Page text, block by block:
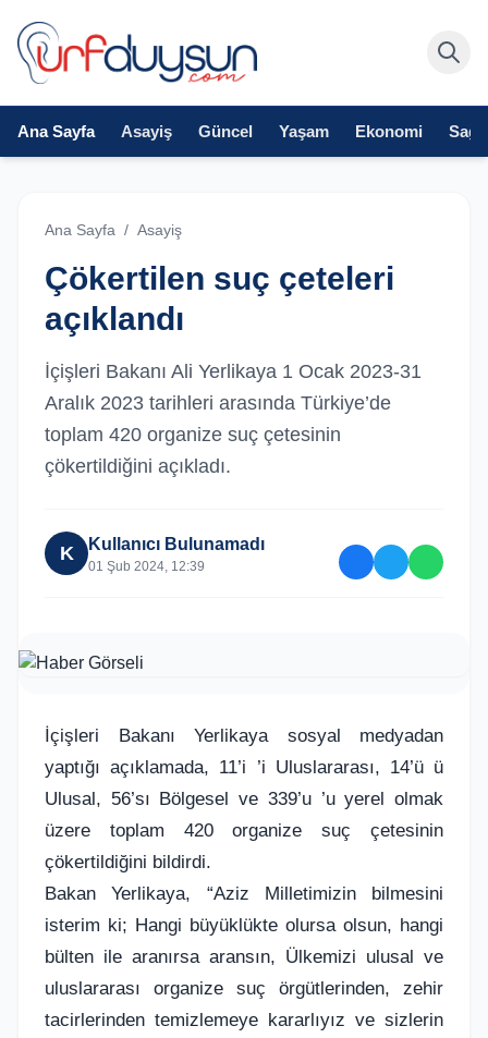
Ana Sayfa Asayiş Güncel Yaşam Ekonomi
Ana Sayfa / Asayiş
Çökertilen suç çeteleri
açıklandı
İçişleri Bakanı Ali Yerlikaya 1 Ocak 2023-31
Aralık 2023 tarihleri arasında Türkiye’de
toplam 420 organize suç çetesinin
çökertildiğini açıkladı.
K Kullanıcı Bulunamadı
01 Şub 2024, 12:39
İçişleri Bakanı Yerlikaya sosyal medyadan
yaptığı açıklamada, 11’i ’i Uluslararası, 14’ü ü
Ulusal, 56’sı Bölgesel ve 339’u ’u yerel olmak
üzere toplam 420 organize suç çetesinin
çökertildiğini bildirdi.
Bakan Yerlikaya, “Aziz Milletimizin bilmesini
isterim ki; Hangi büyüklükte olursa olsun, hangi
bülten ile aranırsa aransın, Ülkemizi ulusal ve
uluslararası organize suç örgütlerinden, zehir
tacirlerinden temizlemeye kararlıyız ve sizlerin